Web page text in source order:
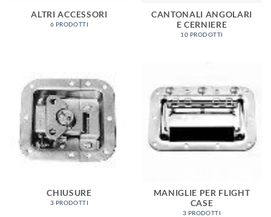
ALTRI ACCESSORI
6 PRODOTTI
CANTONALI ANGOLARI
E CERNIERE
10 PRODOTTI
CHIUSURE
3 PRODOTTI
MANIGLIE PER FLIGHT
CASE
3 PRODOTTI